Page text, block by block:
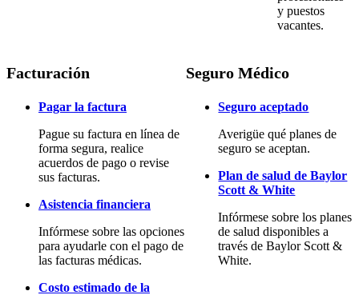
y puestos
vacantes.
Facturación
Pagar la factura
Pague su factura en línea de
forma segura, realice
acuerdos de pago o revise
sus facturas.
Asistencia financiera
Infórmese sobre las opciones
para ayudarle con el pago de
las facturas médicas.
Costo estimado de la
Seguro Médico
Seguro aceptado
Averigüe qué planes de
seguro se aceptan.
Plan de salud de Baylor
Scott & White
Infórmese sobre los planes
de salud disponibles a
través de Baylor Scott &
White.